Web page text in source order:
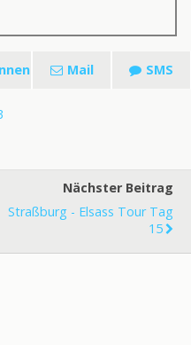
Mail SMS
Nächster Beitrag
Straßburg - Elsass Tour Tag
15